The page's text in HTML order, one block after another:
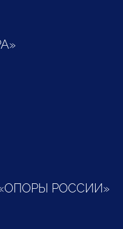
«ОПОРЫ РОССИИ»